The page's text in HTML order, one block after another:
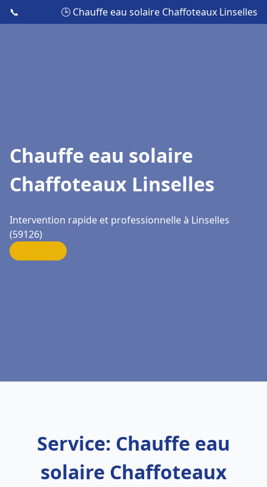
📞 🕒 Chauffe eau solaire Chaffoteaux Linselles
Chauffe eau solaire
Chaffoteaux Linselles
Intervention rapide et professionnelle à Linselles
(59126)
Service: Chauffe eau
solaire Chaffoteaux